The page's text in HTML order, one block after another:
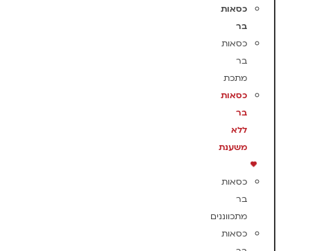
כסאות
בר
כסאות
בר
מתכת
כסאות
בר
ללא
משענת
כסאות
בר
מתכווננים
כסאות